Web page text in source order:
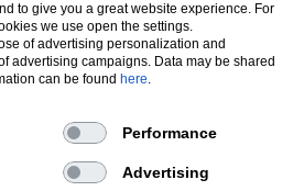
PRODUKTE
Carbon Style & Aerodynamik
to give you a great website experience. For
we use open the settings.
of advertising personalization and
advertising campaigns. Data may be shared
can be found here.
Performance
Advertising